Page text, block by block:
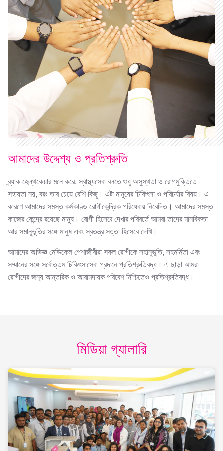
আমাদের উদ্দেশ্য ও প্রতিশ্রুতি
ব্র্যাক হেল্‌থকেয়ার মনে করে, স্বাস্থ্যসেবা বলতে শুধু অসুস্থতা ও রোগমুক্তিতে
সহায়তা নয়, বরং তার চেয়ে বেশি কিছু। এটা মানুষের চিকিৎসা ও পরিচর্যার বিষয়। এ
কারণে আমাদের সমস্ত কর্মকাণ্ড রোগীকেন্দ্রিক পরিষেবায় নিবেদিত। আমাদের সমস্ত
কাজের কেন্দ্রে রয়েছে মানুষ। রোগী হিসেবে দেখার পরিবর্তে আমরা তাদের মানবিকতা
আর সমানূভূতির সঙ্গে মানুষ এবং স্বতন্ত্র সত্তা হিসেবে দেখি।
আমাদের অভিজ্ঞ মেডিকেল পেশাজীবীরা সকল রোগীকে সহানুভূতি, সহমর্মিতা এবং
সম্মানের সঙ্গে সর্বোত্তম চিকিৎসাসেবা প্রদানে প্রতিশ্রুতিবদ্ধ। এ ছাড়া আমরা
রোগীদের জন্য আন্তরিক ও আরামদায়ক পরিবেশ নিশ্চিতেও প্রতিশ্রুতিবদ্ধ।
মিডিয়া গ্যালারি